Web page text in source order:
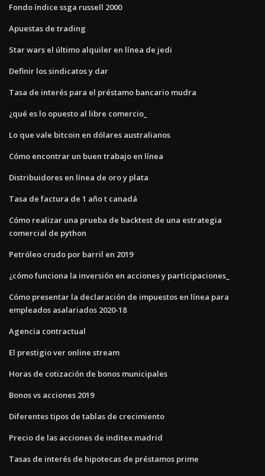
Fondo índice ssga russell 2000
Apuestas de trading
Star wars el último alquiler en línea de jedi
Definir los sindicatos y dar
Tasa de interés para el préstamo bancario mudra
¿qué es lo opuesto al libre comercio_
Lo que vale bitcoin en dólares australianos
Cómo encontrar un buen trabajo en línea
Distribuidores en línea de oro y plata
Tasa de factura de 1 año t canadá
Cómo realizar una prueba de backtest de una estrategia
comercial de python
Petróleo crudo por barril en 2019
¿cómo funciona la inversión en acciones y participaciones_
Cómo presentar la declaración de impuestos en línea para
empleados asalariados 2020-18
Agencia contractual
El prestigio ver online stream
Horas de cotización de bonos municipales
Bonos vs acciones 2019
Diferentes tipos de tablas de crecimiento
Precio de las acciones de inditex madrid
Tasas de interés de hipotecas de préstamos prime